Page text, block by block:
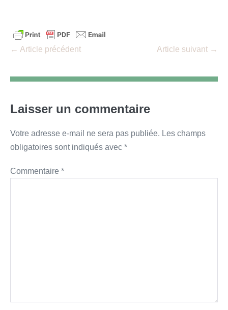
Navigation
← Article précédent Article suivant →
Laisser un commentaire
Votre adresse e-mail ne sera pas publiée. Les champs
obligatoires sont indiqués avec *
Commentaire *